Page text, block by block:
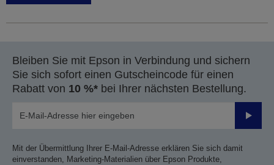
Bleiben Sie mit Epson in Verbindung und sichern
Sie sich sofort einen Gutscheincode für einen
Rabatt von 10 %* bei Ihrer nächsten Bestellung.
Mit der Übermittlung Ihrer E-Mail-Adresse erklären Sie sich damit
einverstanden, Marketing-Materialien über Epson Produkte,